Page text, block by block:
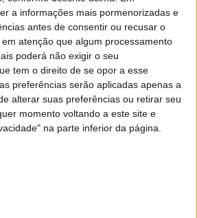
a informações mais pormenorizadas e
antes de consentir ou recusar o
em atenção que algum processamento
poderá não exigir o seu
tem o direito de se opor a esse
preferências serão aplicadas apenas a
alterar suas preferências ou retirar seu
momento voltando a este site e
na parte inferior da página.
Continuar a ler
Bajas FIM
Yamaha